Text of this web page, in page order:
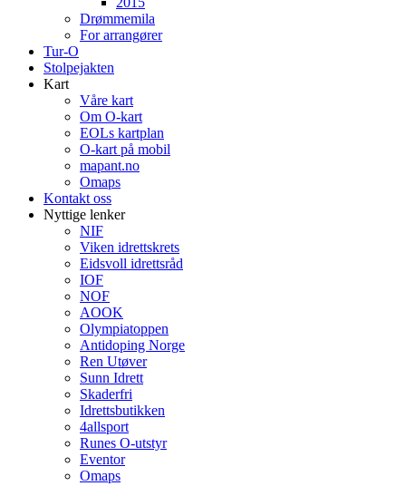
Drømmemila
For arrangører
Tur-O
Stolpejakten
Kart
Våre kart
Om O-kart
EOLs kartplan
O-kart på mobil
mapant.no
Omaps
Kontakt oss
Nyttige lenker
NIF
Viken idrettskrets
Eidsvoll idrettsråd
IOF
NOF
AOOK
Olympiatoppen
Antidoping Norge
Ren Utøver
Sunn Idrett
Skaderfri
Idrettsbutikken
4allsport
Runes O-utstyr
Eventor
Omaps